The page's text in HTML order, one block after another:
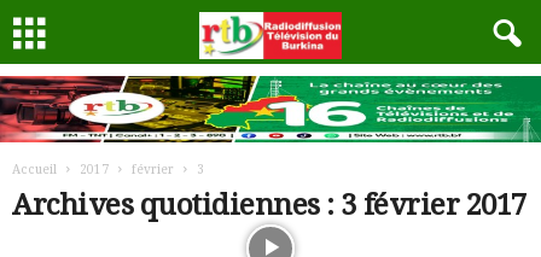
Accueil 2017 février 3
Archives quotidiennes : 3 février 2017